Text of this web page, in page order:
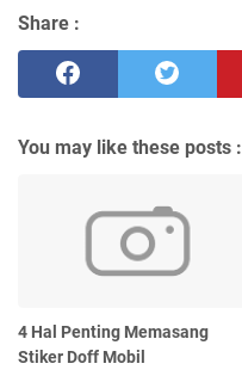
Share :
You may like these posts :
4 Hal Penting Memasang
Stiker Doff Mobil